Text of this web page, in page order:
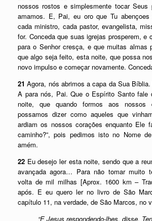
nossos rostos e simplesmente tocar
amamos. E, Pai, eu oro que Tu abençoes
cada ministro, cada pastor, evangelista,
for. Conceda que suas igrejas prosperem, e
para o Senhor cresça, e que muitas almas
que algo seja feito, esta noite, que possa
novo impulso e começar novamente.
21 Agora, nós abrimos a capa da Sua
A para nós, Pai. Que o Espírito Santo fale
noite, que quando formos aos nossos
possamos dizer como aqueles que
ardiam os nossos corações enquanto Ele
caminho?”, pois pedimos isto no Nome
amém.
22 Eu desejo ler esta noite, sendo que a
avançada agora… Para não tomar muito
volta de mil milhas [Aprox. 1600 km –
após. E eu quero ler no livro de São
capítulo 11, na verdade, de São Marcos, no
“E Jesus respondendo-lhes, disse,